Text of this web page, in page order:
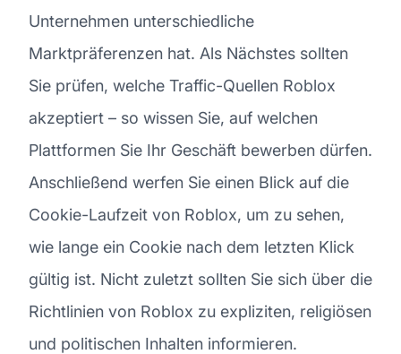
Unternehmen unterschiedliche
Marktpräferenzen hat. Als Nächstes sollten
Sie prüfen, welche Traffic-Quellen Roblox
akzeptiert – so wissen Sie, auf welchen
Plattformen Sie Ihr Geschäft bewerben dürfen.
Anschließend werfen Sie einen Blick auf die
Cookie-Laufzeit von Roblox, um zu sehen,
wie lange ein Cookie nach dem letzten Klick
gültig ist. Nicht zuletzt sollten Sie sich über die
Richtlinien von Roblox zu expliziten, religiösen
und politischen Inhalten informieren.